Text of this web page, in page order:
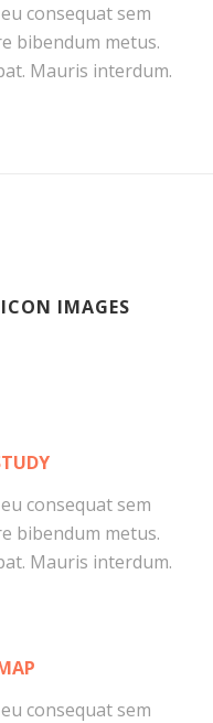
consequat sem
bibendum metus.
Mauris interdum.
IMAGES
consequat sem
bibendum metus.
Mauris interdum.
consequat sem